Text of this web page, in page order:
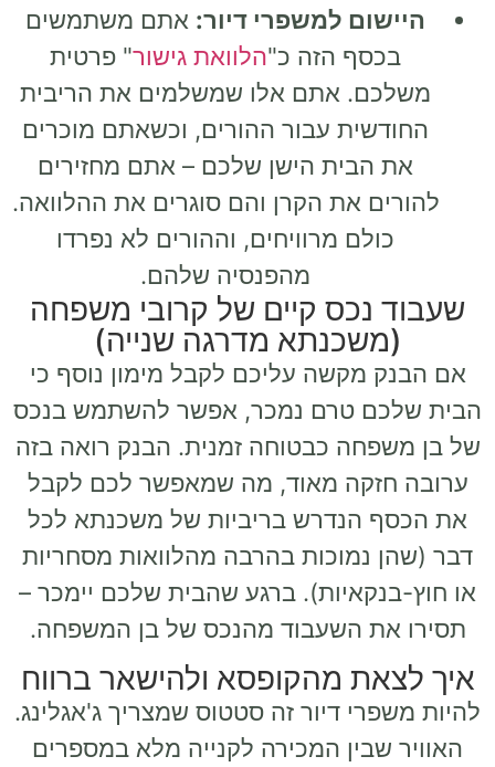
היישום למשפרי דיור: אתם משתמשים
בכסף הזה כ"הלוואת גישור" פרטית
משלכם. אתם אלו שמשלמים את הריבית
החודשית עבור ההורים, וכשאתם מוכרים
את הבית הישן שלכם – אתם מחזירים
להורים את הקרן והם סוגרים את ההלוואה.
כולם מרוויחים, וההורים לא נפרדו
מהפנסיה שלהם.
שעבוד נכס קיים של קרובי משפחה
(משכנתא מדרגה שנייה)
אם הבנק מקשה עליכם לקבל מימון נוסף כי
הבית שלכם טרם נמכר, אפשר להשתמש בנכס
של בן משפחה כבטוחה זמנית. הבנק רואה בזה
ערובה חזקה מאוד, מה שמאפשר לכם לקבל
את הכסף הנדרש בריביות של משכנתא לכל
דבר (שהן נמוכות בהרבה מהלוואות מסחריות
או חוץ-בנקאיות). ברגע שהבית שלכם יימכר –
תסירו את השעבוד מהנכס של בן המשפחה.
איך לצאת מהקופסא ולהישאר ברווח
להיות משפרי דיור זה סטטוס שמצריך ג'אגלינג.
האוויר שבין המכירה לקנייה מלא במספרים